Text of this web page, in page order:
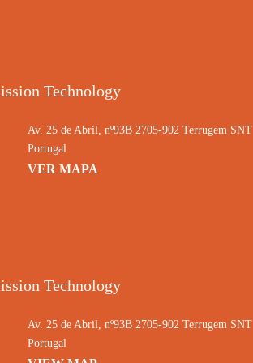
Technology
Av. 25 de Abril, nº93B 2705-902 Terrugem SNT
Portugal
VER MAPA
Technology
Av. 25 de Abril, nº93B 2705-902 Terrugem SNT
Portugal